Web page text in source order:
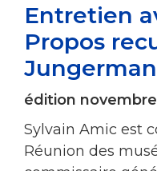
Entretien
Propos
Jungerman
édition novembre
Sylvain Amic est
Réunion des